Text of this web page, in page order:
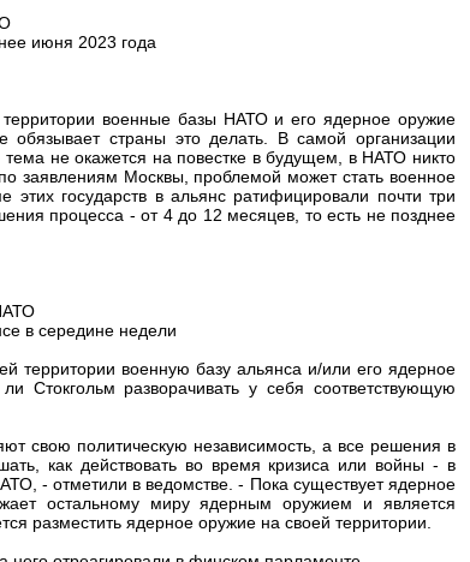
июня 2023 года
военные базы НАТО и его ядерное оружие
страны это делать. В самой организации
тема не окажется на повестке в будущем, в НАТО никто
заявлениям Москвы, проблемой может стать военное
государств в альянс ратифицировали почти три
процесса - от 4 до 12 месяцев, то есть не позднее
в середине недели
территории военную базу альянса и/или его ядерное
Стокгольм разворачивать у себя соответствующую
свою политическую независимость, а все решения в
как действовать во время кризиса или войны - в
- отметили в ведомстве. - Пока существует ядерное
остальному миру ядерным оружием и является
разместить ядерное оружие на своей территории.